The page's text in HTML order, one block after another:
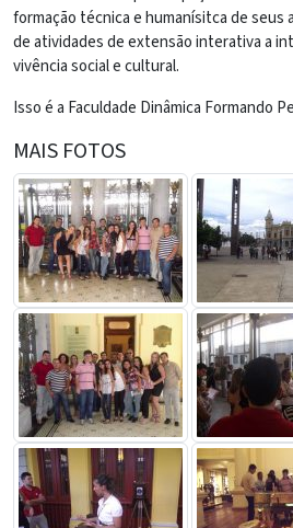
formação técnica e humanísitca de seus
de atividades de extensão interativa a
vivência social e cultural.
Isso é a Faculdade Dinâmica Formando
MAIS FOTOS